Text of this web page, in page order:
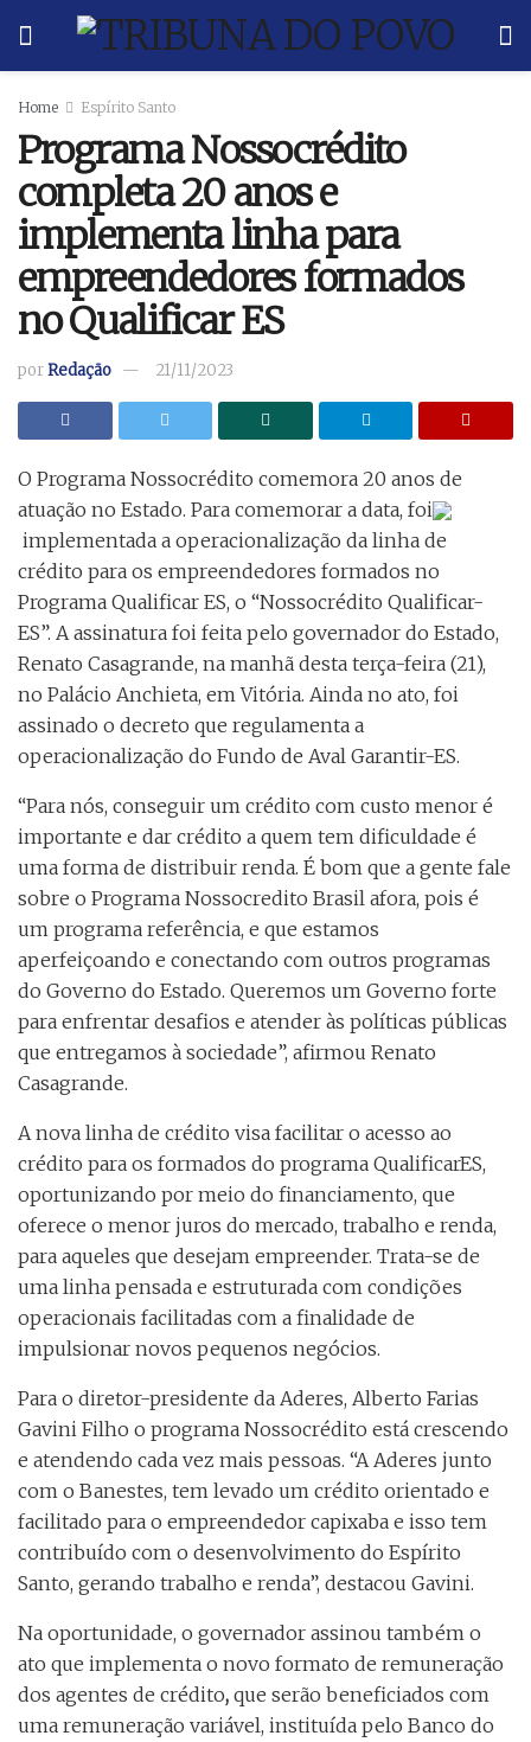
Home Espírito Santo
Programa Nossocrédito
completa 20 anos e
implementa linha para
empreendedores formados
no Qualificar ES
porRedação 21/11/2023
O Programa Nossocrédito comemora 20 anos de
atuação no Estado. Para comemorar a data, foi
implementada a operacionalização da linha de
crédito para os empreendedores formados no
Programa Qualificar ES, o “Nossocrédito Qualificar-
ES”. A assinatura foi feita pelo governador do Estado,
Renato Casagrande, na manhã desta terça-feira (21),
no Palácio Anchieta, em Vitória. Ainda no ato, foi
assinado o decreto que regulamenta a
operacionalização do Fundo de Aval Garantir-ES.
“Para nós, conseguir um crédito com custo menor é
importante e dar crédito a quem tem dificuldade é
uma forma de distribuir renda. É bom que a gente fale
sobre o Programa Nossocredito Brasil afora, pois é
um programa referência, e que estamos
aperfeiçoando e conectando com outros programas
do Governo do Estado. Queremos um Governo forte
para enfrentar desafios e atender às políticas públicas
que entregamos à sociedade”, afirmou Renato
Casagrande.
A nova linha de crédito visa facilitar o acesso ao
crédito para os formados do programa QualificarES,
oportunizando por meio do financiamento, que
oferece o menor juros do mercado, trabalho e renda,
para aqueles que desejam empreender. Trata-se de
uma linha pensada e estruturada com condições
operacionais facilitadas com a finalidade de
impulsionar novos pequenos negócios.
Para o diretor-presidente da Aderes, Alberto Farias
Gavini Filho o programa Nossocrédito está crescendo
e atendendo cada vez mais pessoas. “A Aderes junto
com o Banestes, tem levado um crédito orientado e
facilitado para o empreendedor capixaba e isso tem
contribuído com o desenvolvimento do Espírito
Santo, gerando trabalho e renda”, destacou Gavini.
Na oportunidade, o governador assinou também o
ato que implementa o novo formato de remuneração
dos agentes de crédito, que serão beneficiados com
uma remuneração variável, instituída pelo Banco do